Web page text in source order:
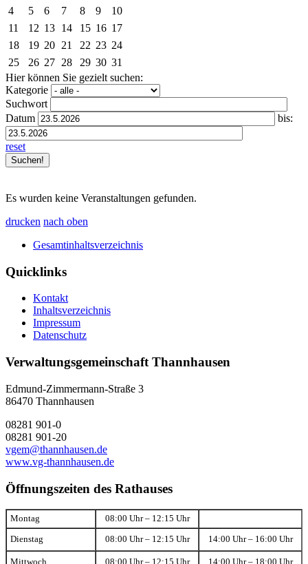
4
5 6 7 8 9
10
11
12 13 14 15 16 17
18
19 20 21 22 23 24
25
26 27 28 29 30 31
Hier können Sie gezielt suchen:
Kategorie
Suchwort
Datum
bis:
reset
Es wurden keine Veranstaltungen gefunden.
drucken nach oben
Gesamtinhaltsverzeichnis
Quicklinks
Kontakt
Inhaltsverzeichnis
Impressum
Datenschutz
Verwaltungsgemeinschaft Thannhausen
Edmund-Zimmermann-Straße 3
86470 Thannhausen
08281 901-0
08281 901-20
vgem@thannhausen.de
www.vg-thannhausen.de
Öffnungszeiten des Rathauses
Montag 08:00 Uhr – 12:15 Uhr
Dienstag 08:00 Uhr – 12:15 Uhr 14:00 Uhr – 16:00 Uhr